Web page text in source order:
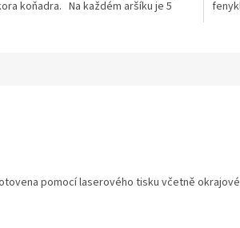
koňadra. Na každém aršíku je 5
pomocí laserového tisku včetně